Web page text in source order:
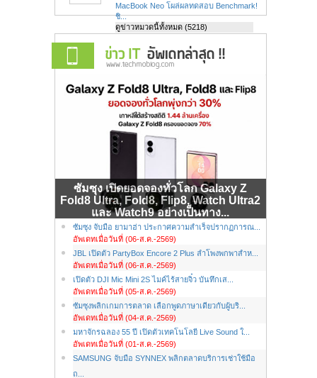
MacBook Neo โผล่ผลทดสอบ Benchmark!
ชิ...
ดูข่าวหมวดนี้ทั้งหมด (5218)
ซัมซุง เปิดยอดจองทั่วโลก Galaxy Z
Fold8 Ultra, Fold8, Flip8, Watch Ultra2
และ Watch9 อย่างเป็นทาง...
ซัมซุง จับมือ ยามาฮ่า ประกาศความสำเร็จปรากฏการณ...
อัพเดทเมื่อวันที่ (06-ส.ค.-2569)
JBL เปิดตัว PartyBox Encore 2 Plus ลำโพงพกพาสำห...
อัพเดทเมื่อวันที่ (06-ส.ค.-2569)
เปิดตัว DJI Mic Mini 2S ไมค์ไร้สายจิ๋ว บันทึกเส...
อัพเดทเมื่อวันที่ (05-ส.ค.-2569)
ซัมซุงพลิกเกมการตลาด เลือกพูดภาษาเดียวกับผู้บริ...
อัพเดทเมื่อวันที่ (04-ส.ค.-2569)
มหาจักรฉลอง 55 ปี เปิดตัวเทคโนโลยี Live Sound ใ...
อัพเดทเมื่อวันที่ (01-ส.ค.-2569)
SAMSUNG จับมือ SYNNEX พลิกตลาดบริการเช่าใช้มือ
ถ...